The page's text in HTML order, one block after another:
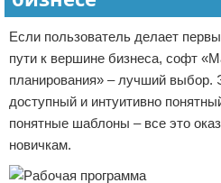
Если пользователь делает
пути к вершине бизнеса, софт
планирования» – лучший выбор.
доступный и интуитивно
понятные шаблоны – все это
новичкам.